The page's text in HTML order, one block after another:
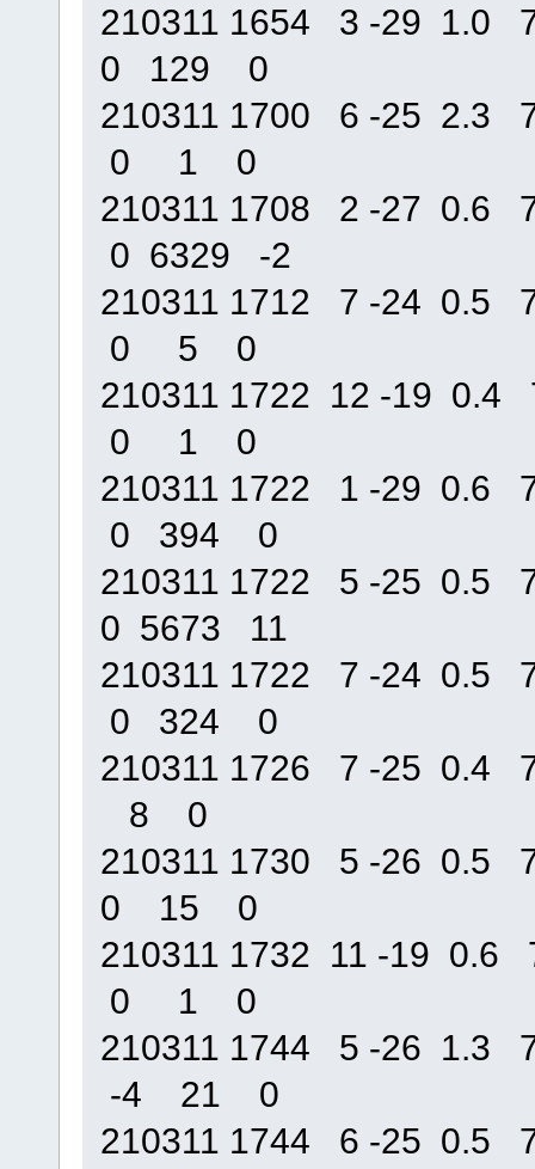
210311 1654 3 -29
0 129 0
210311 1700 6 -25
0 1 0
210311 1708 2 -27
0 6329 -2
210311 1712 7 -24
0 5 0
210311 1722 12 -19
0 1 0
210311 1722 1 -29
0 394 0
210311 1722 5 -25
0 5673 11
210311 1722 7 -24
0 324 0
210311 1726 7 -25
8 0
210311 1730 5 -26
0 15 0
210311 1732 11 -19
0 1 0
210311 1744 5 -26 1.3
-4 21 0
210311 1744 6 -25